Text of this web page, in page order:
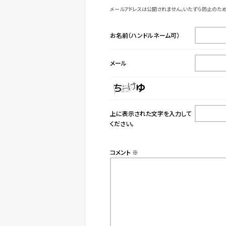
メールアドレスは公開されません。いたずら防止のた
お名前（ハンドルネーム可）
メール
上に表示された文字を入力して
ください。
コメント ※